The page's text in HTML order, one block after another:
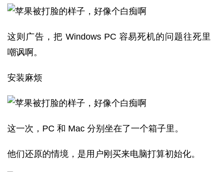
这则广告，把 Windows PC 容易死机的问题往死里
嘲讽啊。
安装麻烦
这一次，PC 和 Mac 分别坐在了一个箱子里。
他们还原的情境，是用户刚买来电脑打算初始化。